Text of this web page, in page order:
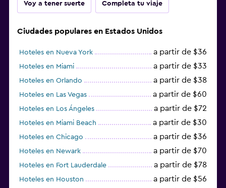
Voy a tener suerte Completa tu viaje
Ciudades populares en Estados Unidos
Hoteles en Nueva York a partir de $36
Hoteles en Miami a partir de $33
Hoteles en Orlando a partir de $38
Hoteles en Las Vegas a partir de $60
Hoteles en Los Ángeles a partir de $72
Hoteles en Miami Beach a partir de $30
Hoteles en Chicago a partir de $36
Hoteles en Newark a partir de $70
Hoteles en Fort Lauderdale a partir de $78
Hoteles en Houston a partir de $56